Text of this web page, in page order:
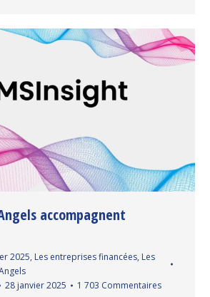
accompagnent
2025, Les entreprises financées, Les
28 janvier 2025 1 703 Commentaires